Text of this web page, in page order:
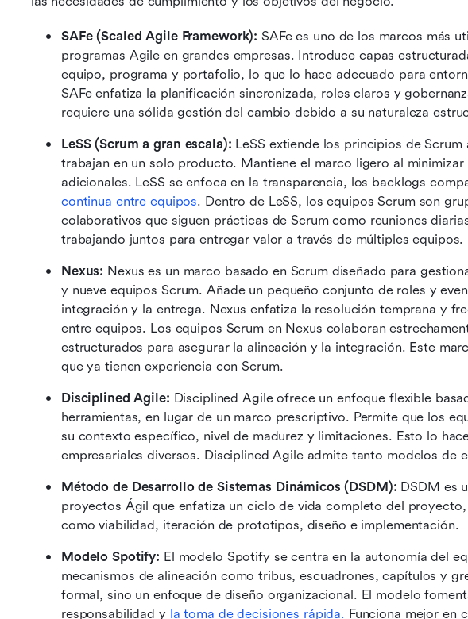
SAFe (Scaled Agile Framework): SAFe es uno de los marcos más
programas Agile en grandes empresas. Introduce capas
equipo, programa y portafolio, lo que lo hace adecuado para
SAFe enfatiza la planificación sincronizada, roles claros y
requiere una sólida gestión del cambio debido a su naturaleza
LeSS (Scrum a gran escala): LeSS extiende los principios de
trabajan en un solo producto. Mantiene el marco ligero al minimizar
adicionales. LeSS se enfoca en la transparencia, los backlogs
continua entre equipos. Dentro de LeSS, los equipos Scrum son
colaborativos que siguen prácticas de Scrum como reuniones
trabajando juntos para entregar valor a través de múltiples equipos.
Nexus: Nexus es un marco basado en Scrum diseñado para
y nueve equipos Scrum. Añade un pequeño conjunto de roles y
integración y la entrega. Nexus enfatiza la resolución temprana y
entre equipos. Los equipos Scrum en Nexus colaboran
estructurados para asegurar la alineación y la integración. Este
que ya tienen experiencia con Scrum.
Disciplined Agile: Disciplined Agile ofrece un enfoque flexible
herramientas, en lugar de un marco prescriptivo. Permite que los
su contexto específico, nivel de madurez y limitaciones. Esto lo
empresariales diversos. Disciplined Agile admite tanto modelos de
Método de Desarrollo de Sistemas Dinámicos (DSDM): DSDM es
proyectos Ágil que enfatiza un ciclo de vida completo del
como viabilidad, iteración de prototipos, diseño e implementación.
Modelo Spotify: El modelo Spotify se centra en la autonomía del
mecanismos de alineación como tribus, escuadrones, capítulos y
formal, sino un enfoque de diseño organizacional. El modelo
responsabilidad y la toma de decisiones rápida. Funciona mejor en